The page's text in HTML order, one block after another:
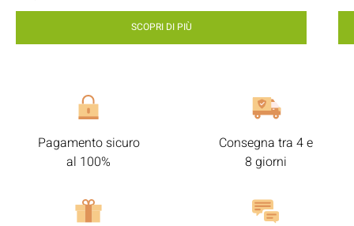
SCOPRI DI PIÙ
Pagamento sicuro
al 100%
Consegna tra 4 e
8 giorni